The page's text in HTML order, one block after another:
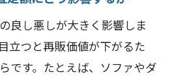
良し悪しが大きく影響しま
立つと再販価値が下がるた
です。たとえば、ソファやダ